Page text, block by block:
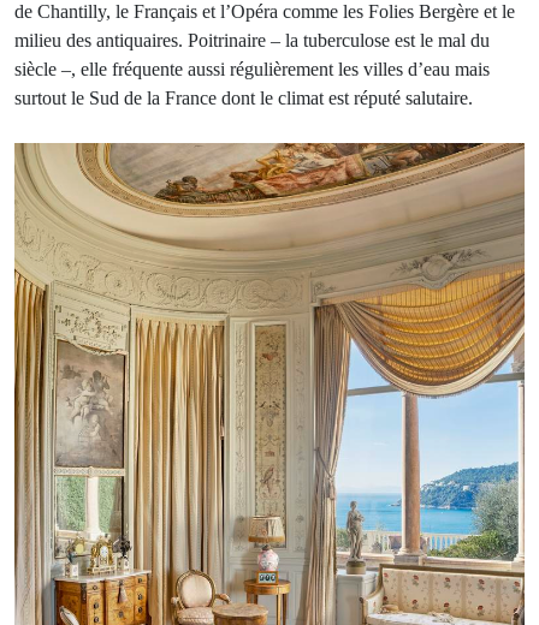
de Chantilly, le Français et l’Opéra comme les Folies Bergère et le
milieu des antiquaires. Poitrinaire – la tuberculose est le mal du
siècle –, elle fréquente aussi régulièrement les villes d’eau mais
surtout le Sud de la France dont le climat est réputé salutaire.